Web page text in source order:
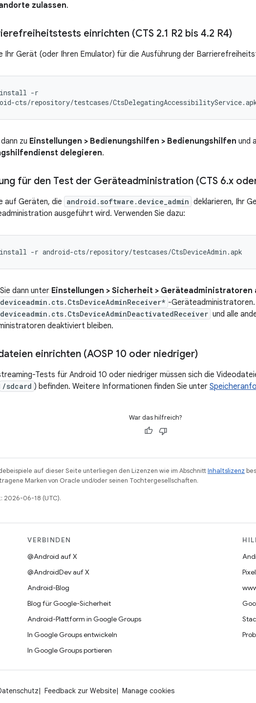
zulassen.
einrichten (CTS 2.1 R2 bis 4.2 R4)
Ihr Gerät (oder Ihren Emulator) für die Ausführung der
-r
zu Einstellungen > Bedienungshilfen > Bedienungshilfen und
delegieren.
für den Test der Geräteadministration (CTS 6.x
auf Geräten, die android.software.device_admin deklarieren, Ihr
ausgeführt wird. Verwenden Sie dazu:
dann unter Einstellungen > Sicherheit > Geräteadministratoren
-
und alle
deaktiviert bleiben.
einrichten (AOSP 10 oder niedriger)
Tests für Android 10 oder niedriger müssen sich die
/sdcard ) befinden. Weitere Informationen finden Sie unter
War das hilfreich?
auf dieser Seite unterliegen den Lizenzen wie im AbschnittInhaltslizenz
Marken von Oracle und/oder seinen Tochtergesellschaften.
2026-06-18 (UTC).
VERBINDEN
@Android auf X
@AndroidDev auf X
Android-Blog
Blog für Google-Sicherheit
Android-Plattform in Google Groups
In Google Groups entwickeln
In Google Groups portieren
Feedback zur Website Manage cookies